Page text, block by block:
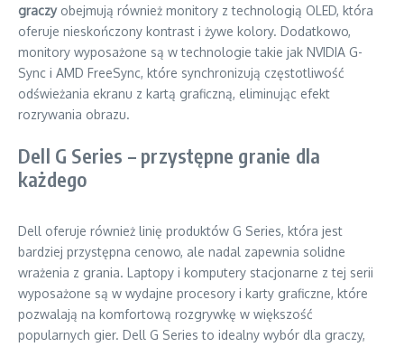
graczyobejmują również monitory z technologią OLED, która
oferuje nieskończony kontrast i żywe kolory. Dodatkowo,
monitory wyposażone są w technologie takie jak NVIDIA G-
Sync i AMD FreeSync, które synchronizują częstotliwość
odświeżania ekranu z kartą graficzną, eliminując efekt
rozrywania obrazu.
Dell G Series – przystępne granie dla
każdego
Dell oferuje również linię produktów G Series, która jest
bardziej przystępna cenowo, ale nadal zapewnia solidne
wrażenia z grania. Laptopy i komputery stacjonarne z tej serii
wyposażone są w wydajne procesory i karty graficzne, które
pozwalają na komfortową rozgrywkę w większość
popularnych gier. Dell G Series to idealny wybór dla graczy,